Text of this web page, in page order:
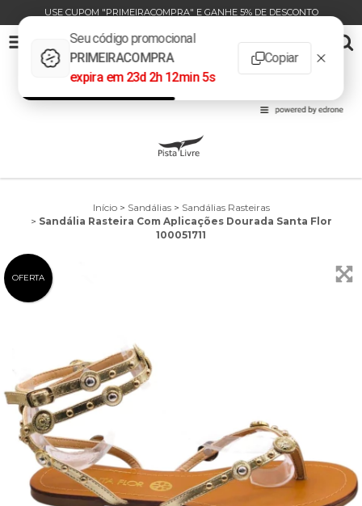
USE CUPOM "PRIMEIRACOMPRA" E GANHE 5% DE DESCONTO
SANDÁLIA RASTEIRA COM APLICAÇÕES DOURADA SANTA FLOR 100051711
INÍCIO PRODUTOS
Início > Sandálias > Sandálias Rasteiras
> Sandália Rasteira Com Aplicações Dourada Santa Flor
100051711
OFERTA